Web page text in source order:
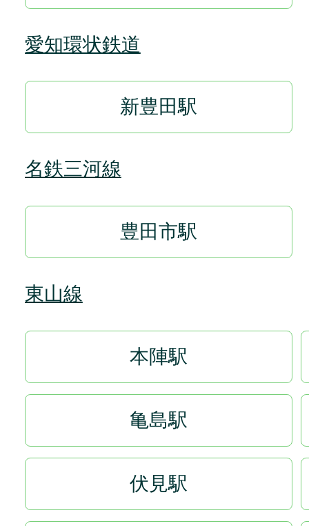
愛知環状鉄道
新豊田駅
名鉄三河線
豊田市駅
東山線
本陣駅
亀島駅
伏見駅